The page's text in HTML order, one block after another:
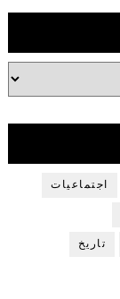
اجتماعيات
تاريخ